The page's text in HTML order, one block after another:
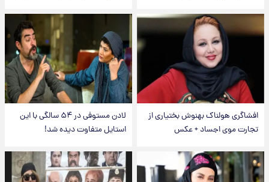
افشاگری هولناک بهنوش بختیاری از
تجارت موی اجساد + عکس
لادن مستوفی در ۵۴ سالگی با این
استایل متفاوت دیده شد!